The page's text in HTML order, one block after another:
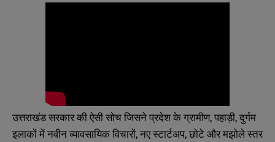
उत्तराखंड सरकार की ऐसी सोच जिसने प्रदेश के ग्रामीण, पहाड़ी, दुर्गम
इलाकों में नवीन व्यावसायिक विचारों, नए स्टार्टअप, छोटे और मझोले स्तर